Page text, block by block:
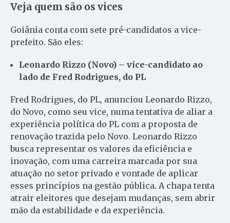
Veja quem são os vices
Goiânia conta com sete pré-candidatos a vice-
prefeito. São eles:
Leonardo Rizzo (Novo) – vice-candidato ao
lado de Fred Rodrigues, do PL
Fred Rodrigues, do PL, anunciou Leonardo Rizzo,
do Novo, como seu vice, numa tentativa de aliar a
experiência política do PL com a proposta de
renovação trazida pelo Novo. Leonardo Rizzo
busca representar os valores da eficiência e
inovação, com uma carreira marcada por sua
atuação no setor privado e vontade de aplicar
esses princípios na gestão pública. A chapa tenta
atrair eleitores que desejam mudanças, sem abrir
mão da estabilidade e da experiência.